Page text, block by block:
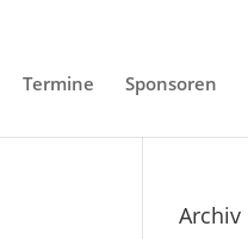
Termine Sponsoren
Archiv